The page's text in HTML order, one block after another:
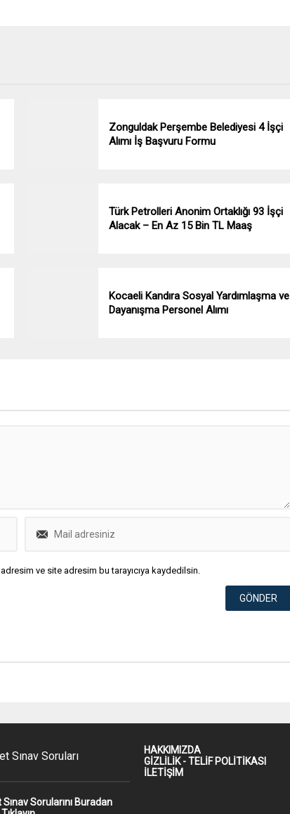
Zonguldak Perşembe Belediyesi 4 İşçi
Alımı İş Başvuru Formu
Türk Petrolleri Anonim Ortaklığı 93 İşçi
Alacak – En Az 15 Bin TL Maaş
Kocaeli Kandıra Sosyal Yardımlaşma ve
Dayanışma Personel Alımı
ve site adresim bu tarayıcıya kaydedilsin.
Sınav Soruları
Sınav Sorularını Buradan
HAKKIMIZDA
GİZLİLİK - TELİF POLİTİKASI
İLETİŞİM